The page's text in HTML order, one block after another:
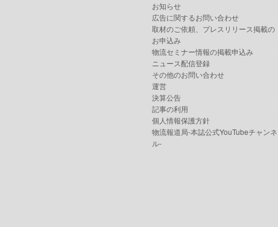
お知らせ
広告に関するお問い合わせ
取材のご依頼、プレスリリース掲載の
お申込み
物流セミナー情報の掲載申込み
ニュース配信登録
その他のお問い合わせ
運営
決算公告
記事の利用
個人情報保護方針
物流報道局-本誌公式YouTubeチャンネ
ル-